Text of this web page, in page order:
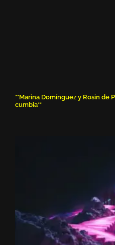
**Marina Domínguez y Rosin de
cumbia**